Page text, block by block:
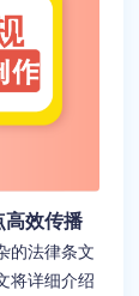
高效传播
的法律条文
将详细介绍